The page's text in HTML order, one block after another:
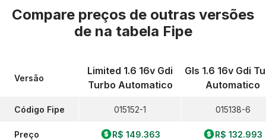
Compare preços de outras versões
de na tabela Fipe
Versão
Código Fipe
Preço
Limited 1.6 16v Gdi
Turbo Automatico
015152-1
R$ 149.363
Gls 1.6 16v Gdi
Automatico
015138-6
R$ 132.993